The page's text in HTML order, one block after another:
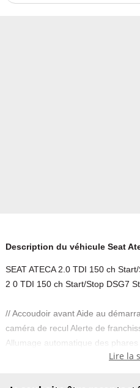
Description du véhicule Seat
SEAT ATECA 2.0 TDI 150 ch
2 0 TDI 150 ch Start/Stop DSG7
// Accoudoir avant Aide au
caméra de recul Alerte de
Allumage automatique des
automatique 7 vitesses
Lire la